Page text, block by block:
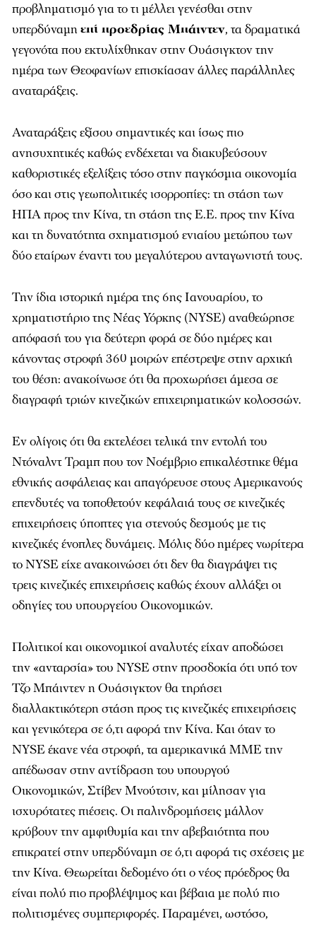
προβληματισμό για το τι μέλλει γενέσθαι στην
υπερδύναμηεπί προεδρίας Μπάιντεν, τα δραματικά
γεγονότα που εκτυλίχθηκαν στην Ουάσιγκτον την
ημέρα των Θεοφανίων επισκίασαν άλλες παράλληλες
αναταράξεις.
Αναταράξεις εξίσου σημαντικές και ίσως πιο
ανησυχητικές καθώς ενδέχεται να διακυβεύσουν
καθοριστικές εξελίξεις τόσο στην παγκόσμια οικονομία
όσο και στις γεωπολιτικές ισορροπίες: τη στάση των
ΗΠΑ προς την Κίνα, τη στάση της Ε.Ε. προς την Κίνα
και τη δυνατότητα σχηματισμού ενιαίου μετώπου των
δύο εταίρων έναντι του μεγαλύτερου ανταγωνιστή τους.
Την ίδια ιστορική ημέρα της 6ης Ιανουαρίου, το
χρηματιστήριο της Νέας Υόρκης (NYSE) αναθεώρησε
απόφασή του για δεύτερη φορά σε δύο ημέρες και
κάνοντας στροφή 360 μοιρών επέστρεψε στην αρχική
του θέση: ανακοίνωσε ότι θα προχωρήσει άμεσα σε
διαγραφή τριών κινεζικών επιχειρηματικών κολοσσών.
Εν ολίγοις ότι θα εκτελέσει τελικά την εντολή του
Ντόναλντ Τραμπ που τον Νοέμβριο επικαλέστηκε θέμα
εθνικής ασφάλειας και απαγόρευσε στους Αμερικανούς
επενδυτές να τοποθετούν κεφάλαιά τους σε κινεζικές
επιχειρήσεις ύποπτες για στενούς δεσμούς με τις
κινεζικές ένοπλες δυνάμεις. Μόλις δύο ημέρες νωρίτερα
το NYSE είχε ανακοινώσει ότι δεν θα διαγράψει τις
τρεις κινεζικές επιχειρήσεις καθώς έχουν αλλάξει οι
οδηγίες του υπουργείου Οικονομικών.
Πολιτικοί και οικονομικοί αναλυτές είχαν αποδώσει
την «ανταρσία» του NYSE στην προσδοκία ότι υπό τον
Τζο Μπάιντεν η Ουάσιγκτον θα τηρήσει
διαλλακτικότερη στάση προς τις κινεζικές επιχειρήσεις
και γενικότερα σε ό,τι αφορά την Κίνα. Και όταν το
NYSE έκανε νέα στροφή, τα αμερικανικά ΜΜΕ την
απέδωσαν στην αντίδραση του υπουργού
Οικονομικών, Στίβεν Μνούτσιν, και μίλησαν για
ισχυρότατες πιέσεις. Οι παλινδρομήσεις μάλλον
κρύβουν την αμφιθυμία και την αβεβαιότητα που
επικρατεί στην υπερδύναμη σε ό,τι αφορά τις σχέσεις με
την Κίνα. Θεωρείται δεδομένο ότι ο νέος πρόεδρος θα
είναι πολύ πιο προβλέψιμος και βέβαια με πολύ πιο
πολιτισμένες συμπεριφορές. Παραμένει, ωστόσο,